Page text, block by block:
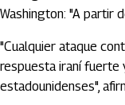
Washington: "A partir
"Cualquier ataque
respuesta iraní fuerte
estadounidenses",